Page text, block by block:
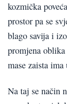
kozmička
prostor pa se
blago savija i
promjena
mase zaista
Na taj se način